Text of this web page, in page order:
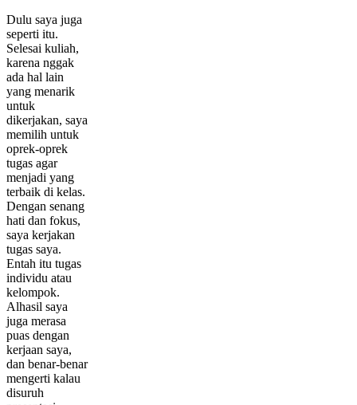
Dulu saya juga
seperti itu.
Selesai kuliah,
karena nggak
ada hal lain
yang menarik
untuk
dikerjakan, saya
memilih untuk
oprek-oprek
tugas agar
menjadi yang
terbaik di kelas.
Dengan senang
hati dan fokus,
saya kerjakan
tugas saya.
Entah itu tugas
individu atau
kelompok.
Alhasil saya
juga merasa
puas dengan
kerjaan saya,
dan benar-benar
mengerti kalau
disuruh